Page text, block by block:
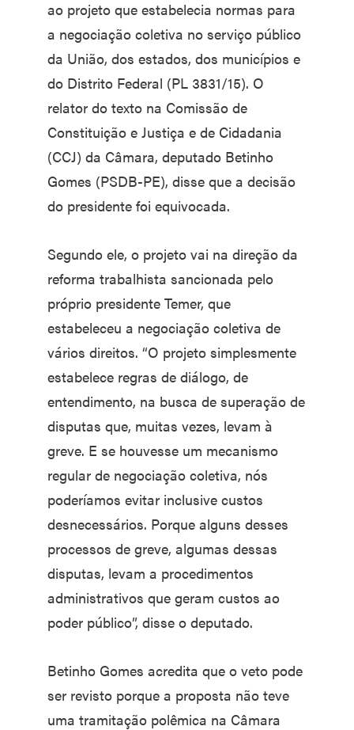
ao projeto que estabelecia normas para
a negociação coletiva no serviço público
da União, dos estados, dos municípios e
do Distrito Federal (PL 3831/15). O
relator do texto na Comissão de
Constituição e Justiça e de Cidadania
(CCJ) da Câmara, deputado Betinho
Gomes (PSDB-PE), disse que a decisão
do presidente foi equivocada.
Segundo ele, o projeto vai na direção da
reforma trabalhista sancionada pelo
próprio presidente Temer, que
estabeleceu a negociação coletiva de
vários direitos. “O projeto simplesmente
estabelece regras de diálogo, de
entendimento, na busca de superação de
disputas que, muitas vezes, levam à
greve. E se houvesse um mecanismo
regular de negociação coletiva, nós
poderíamos evitar inclusive custos
desnecessários. Porque alguns desses
processos de greve, algumas dessas
disputas, levam a procedimentos
administrativos que geram custos ao
poder público”, disse o deputado.
Betinho Gomes acredita que o veto pode
ser revisto porque a proposta não teve
uma tramitação polêmica na Câmara